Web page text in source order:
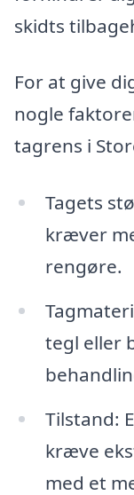
skidts
For at give
nogle
tagrens i
Tagets
kræver
rengøre.
tegl eller
Tilstand:
kræve
med et